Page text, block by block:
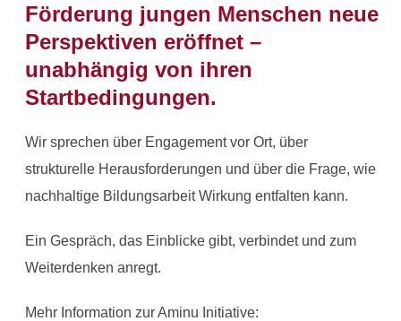
Förderung jungen Menschen neue
Perspektiven eröffnet –
unabhängig von ihren
Startbedingungen.
Wir sprechen über Engagement vor Ort, über
strukturelle Herausforderungen und über die Frage, wie
nachhaltige Bildungsarbeit Wirkung entfalten kann.
Ein Gespräch, das Einblicke gibt, verbindet und zum
Weiterdenken anregt.
Mehr Information zur Aminu Initiative: